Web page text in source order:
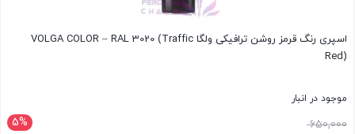
اسپری رنگ قرمز روشن ترافیکی ولگا VOLGA COLOR – RAL 3020 (Traffic
Red)
موجود در انبار
5% 650,000قیمت